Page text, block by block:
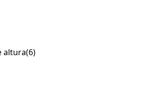
altura(6)